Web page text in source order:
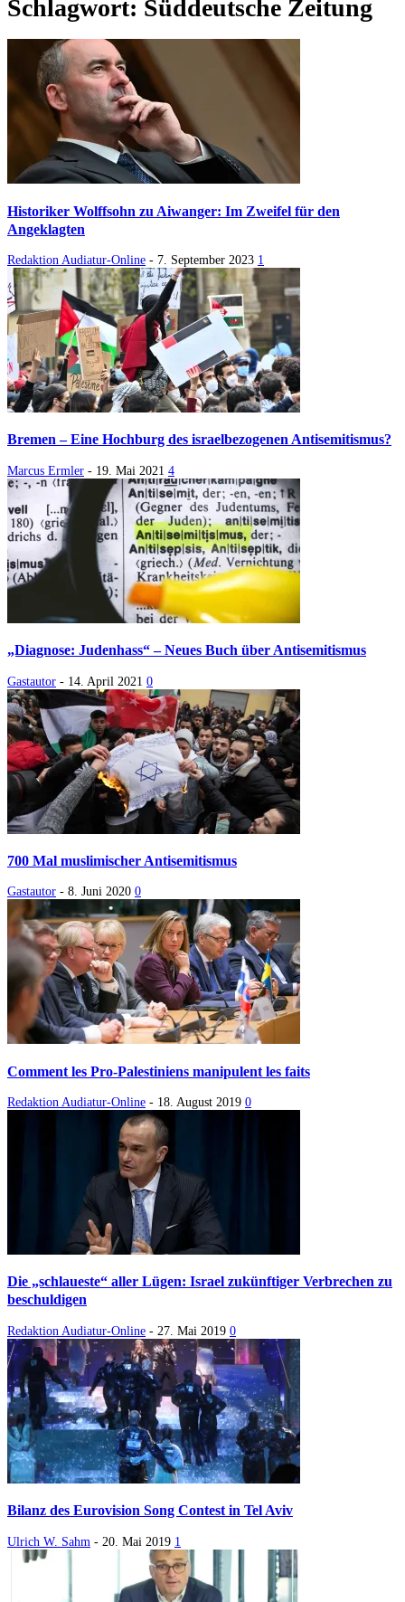
Schlagwort: Süddeutsche Zeitung
Historiker Wolffsohn zu Aiwanger: Im Zweifel für den
Angeklagten
Redaktion Audiatur-Online - 7. September 2023 1
Bremen – Eine Hochburg des israelbezogenen Antisemitismus?
Marcus Ermler - 19. Mai 2021 4
„Diagnose: Judenhass“ – Neues Buch über Antisemitismus
Gastautor - 14. April 2021 0
700 Mal muslimischer Antisemitismus
Gastautor - 8. Juni 2020 0
Comment les Pro-Palestiniens manipulent les faits
Redaktion Audiatur-Online - 18. August 2019 0
Die „schlaueste“ aller Lügen: Israel zukünftiger Verbrechen zu
beschuldigen
Redaktion Audiatur-Online - 27. Mai 2019 0
Bilanz des Eurovision Song Contest in Tel Aviv
Ulrich W. Sahm - 20. Mai 2019 1